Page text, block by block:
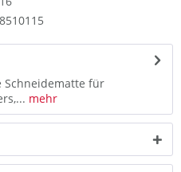
Schneidematte für
mehr